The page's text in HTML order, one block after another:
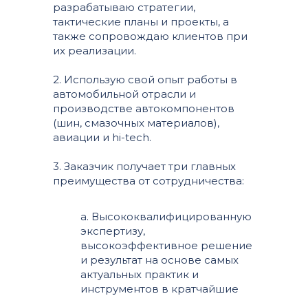
a. Высококвалифицированную
экспертизу,
высокоэффективное решение
и результат на основе самых
актуальных практик и
инструментов в кратчайшие
разрабатываю стратегии,
тактические планы и проекты, а
также сопровождаю клиентов при
их реализации.
2. Использую свой опыт работы в
автомобильной отрасли и
производстве автокомпонентов
(шин, смазочных материалов),
авиации и hi-tech.
3. Заказчик получает три главных
преимущества от сотрудничества: